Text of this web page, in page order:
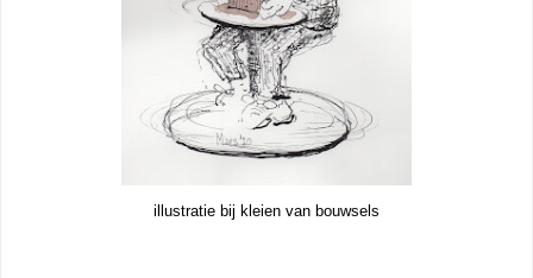
illustratie bij kleien van bouwsels